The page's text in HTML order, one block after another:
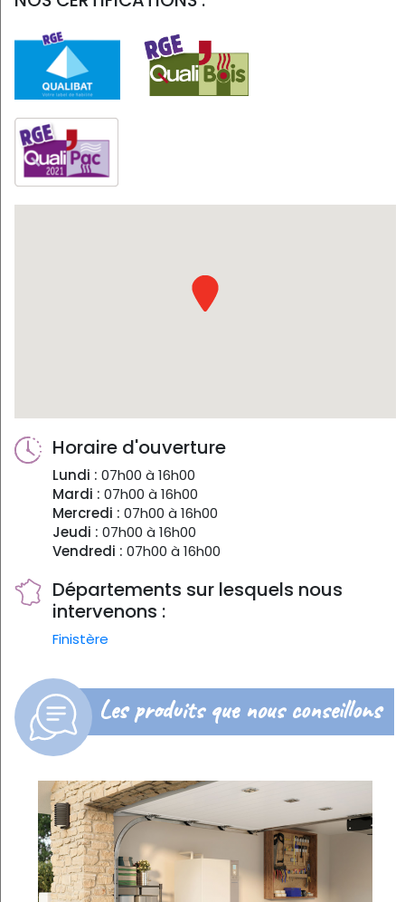
Horaire d'ouverture
Lundi : 07h00 à 16h00
Mardi : 07h00 à 16h00
Mercredi : 07h00 à 16h00
Jeudi : 07h00 à 16h00
Vendredi : 07h00 à 16h00
Départements sur lesquels nous
intervenons :
Finistère
Les produits que nous conseillons